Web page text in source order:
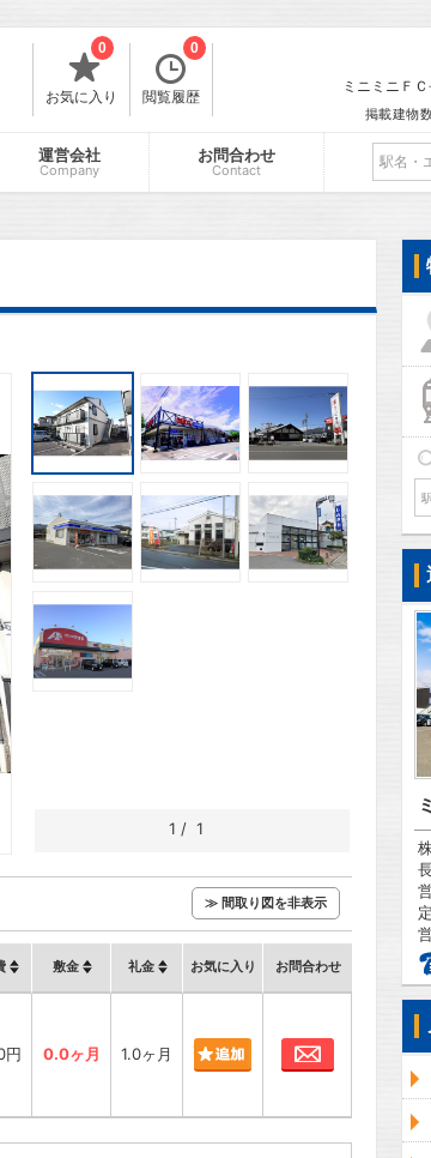
お気に入り
0
閲覧履歴
0
ミニミニＦ
掲載建物数
運営会社
Company
お問合わせ
Contact
1 / 1
≫ 間取り図を非表示
敷金 礼金 お気に入り お問合わせ
円 0.0ヶ月 1.0ヶ月 お問合わせ